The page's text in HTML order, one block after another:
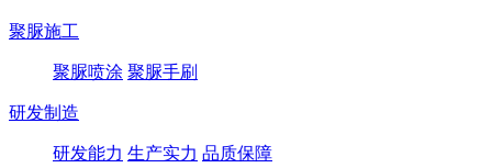
聚脲施工
聚脲喷涂 聚脲手刷
研发制造
研发能力 生产实力 品质保障